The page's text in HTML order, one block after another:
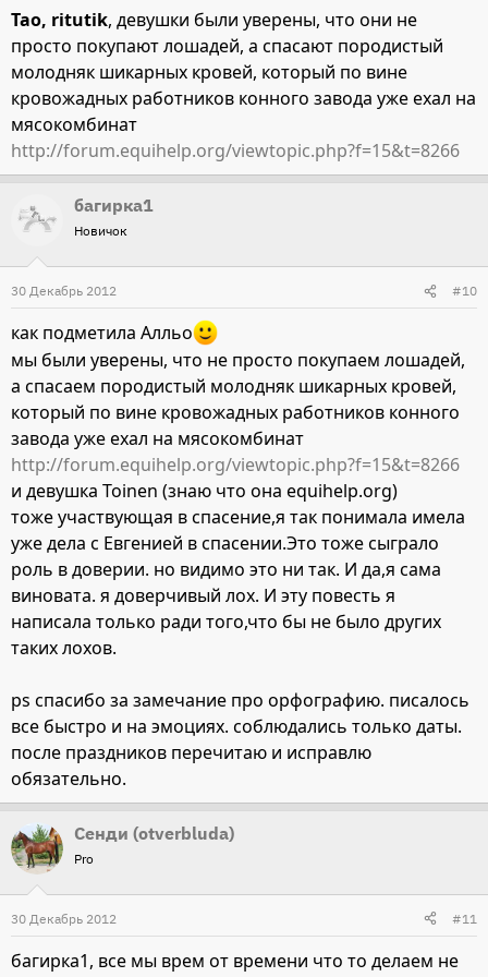
такие дела надо наказывать. Лошадку же лучше
покупать через друзей и ехать на осмотр лично. И
поймите, бесплатный сыр, только в мышеловке, в
которую Вы собственно и попались. Не бывает здоровых
и породистых за такие деньги.... Удачи Вам и.... не
гонитесь за дешевизной
Тао, ritutik, девушки были уверены, что они не
просто покупают лошадей, а спасают породистый
молодняк шикарных кровей, который по вине
кровожадных работников конного завода уже ехал на
мясокомбинат
http://forum.equihelp.org/viewtopic.php?f=15&t=8266
багирка1
Новичок
30 Декабрь 2012 #10
как подметила Алльо
мы были уверены, что не просто покупаем лошадей,
а спасаем породистый молодняк шикарных кровей,
который по вине кровожадных работников конного
завода уже ехал на мясокомбинат
http://forum.equihelp.org/viewtopic.php?f=15&t=8266
и девушка Toinen (знаю что она equihelp.org)
тоже участвующая в спасение,я так понимала имела
уже дела с Евгенией в спасении.Это тоже сыграло
роль в доверии. но видимо это ни так. И да,я сама
виновата. я доверчивый лох. И эту повесть я
написала только ради того,что бы не было других
таких лохов.
ps спасибо за замечание про орфографию. писалось
все быстро и на эмоциях. соблюдались только даты.
после праздников перечитаю и исправлю
обязательно.
Сенди (otverbluda)
Pro
30 Декабрь 2012 #11
багирка1, все мы врем от времени что то делаем не